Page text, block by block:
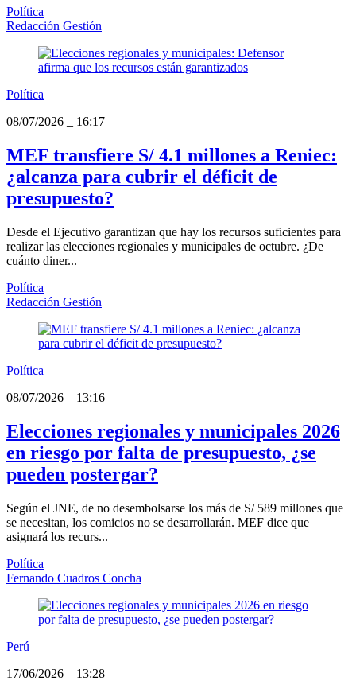
Política
Redacción Gestión
Política
08/07/2026
16:17
MEF transfiere S/ 4.1 millones a Reniec:
¿alcanza para cubrir el déficit de
presupuesto?
Desde el Ejecutivo garantizan que hay los recursos suficientes para
realizar las elecciones regionales y municipales de octubre. ¿De
cuánto diner...
Política
Redacción Gestión
Política
08/07/2026
13:16
Elecciones regionales y municipales 2026
en riesgo por falta de presupuesto, ¿se
pueden postergar?
Según el JNE, de no desembolsarse los más de S/ 589 millones que
se necesitan, los comicios no se desarrollarán. MEF dice que
asignará los recurs...
Política
Fernando Cuadros Concha
Perú
17/06/2026
13:28